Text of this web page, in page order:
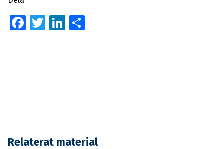
Facebook
TwitterLinkedIn
Relaterat material